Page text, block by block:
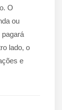
O
ou
lado, o
e